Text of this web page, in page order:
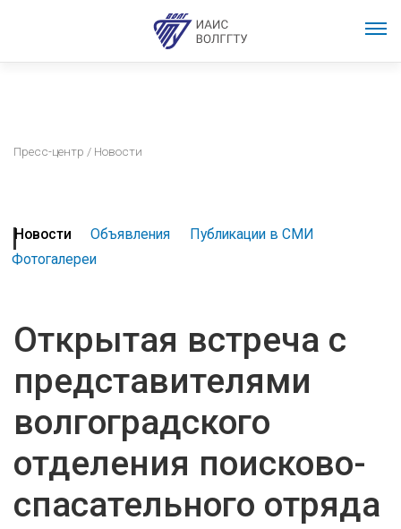
Пресс-центр / Новости
Новости Объявления
Публикации в СМИ
Фотогалереи
Открытая встреча с
представителями
волгоградского
отделения поисково-
спасательного отряда